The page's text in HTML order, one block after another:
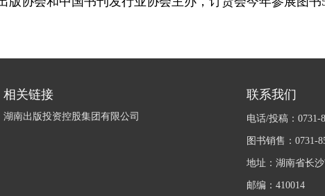
相关链接
湖南出版投资控股集团有限公司
联系我们
电话/投稿：0731-
图书销售：0731-
地址：湖南省长
邮编：410014